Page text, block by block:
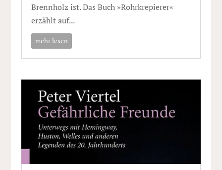
Brennholz ist. Das Buch »Rohrkrepierer«
erzählt auf...
mehr lesen